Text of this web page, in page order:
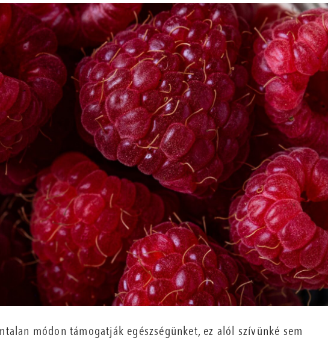
módon támogatják egészségünket, ez alól szívünké sem